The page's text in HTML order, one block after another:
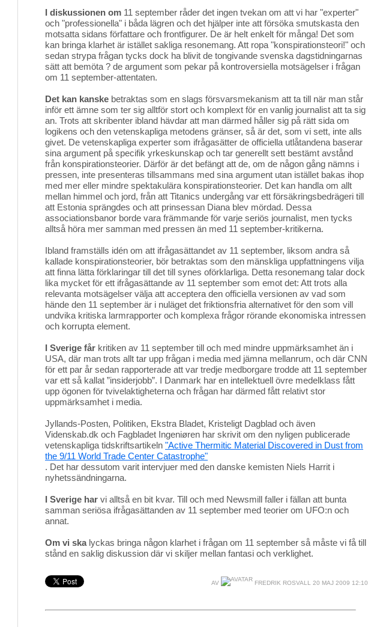
I diskussionen om 11 september råder det ingen tvekan om att vi har "experter"
och "professionella" i båda lägren och det hjälper inte att försöka smutskasta den
motsatta sidans författare och frontfigurer. De är helt enkelt för många! Det som
kan bringa klarhet är istället sakliga resonemang. Att ropa "konspirationsteori!" och
sedan strypa frågan tycks dock ha blivit de tongivande svenska dagstidningarnas
sätt att bemöta ? de argument som pekar på kontroversiella motsägelser i frågan
om 11 september-attentaten.
Det kan kanske betraktas som en slags försvarsmekanism att ta till när man står
inför ett ämne som ter sig alltför stort och komplext för en vanlig journalist att ta sig
an. Trots att skribenter ibland hävdar att man därmed håller sig på rätt sida om
logikens och den vetenskapliga metodens gränser, så är det, som vi sett, inte alls
givet. De vetenskapliga experter som ifrågasätter de officiella utlåtandena baserar
sina argument på specifik yrkeskunskap och tar generellt sett bestämt avstånd
från konspirationsteorier. Därför är det befängt att de, om de någon gång nämns i
pressen, inte presenteras tillsammans med sina argument utan istället bakas ihop
med mer eller mindre spektakulära konspirationsteorier. Det kan handla om allt
mellan himmel och jord, från att Titanics undergång var ett försäkringsbedrägeri till
att Estonia sprängdes och att prinsessan Diana blev mördad. Dessa
associationsbanor borde vara främmande för varje seriös journalist, men tycks
alltså höra mer samman med pressen än med 11 september-kritikerna.
Ibland framställs idén om att ifrågasättandet av 11 september, liksom andra så
kallade konspirationsteorier, bör betraktas som den mänskliga uppfattningens vilja
att finna lätta förklaringar till det till synes oförklarliga. Detta resonemang talar dock
lika mycket för ett ifrågasättande av 11 september som emot det: Att trots alla
relevanta motsägelser välja att acceptera den officiella versionen av vad som
hände den 11 september är i nuläget det friktionsfria alternativet för den som vill
undvika kritiska larmrapporter och komplexa frågor rörande ekonomiska intressen
och korrupta element.
I Sverige får kritiken av 11 september till och med mindre uppmärksamhet än i
USA, där man trots allt tar upp frågan i media med jämna mellanrum, och där CNN
för ett par år sedan rapporterade att var tredje medborgare trodde att 11 september
var ett så kallat ”insiderjobb”. I Danmark har en intellektuell övre medelklass fått
upp ögonen för tvivelaktigheterna och frågan har därmed fått relativt stor
uppmärksamhet i media.
Jyllands-Posten, Politiken, Ekstra Bladet, Kristeligt Dagblad och även
Videnskab.dk och Fagbladet Ingeniøren har skrivit om den nyligen publicerade
vetenskapliga tidskriftsartikeln "Active Thermitic Material Discovered in Dust from
the 9/11 World Trade Center Catastrophe"
. Det har dessutom varit intervjuer med den danske kemisten Niels Harrit i
nyhetssändningarna.
I Sverige har vi alltså en bit kvar. Till och med Newsmill faller i fällan att bunta
samman seriösa ifrågasättanden av 11 september med teorier om UFO:n och
annat.
Om vi skalyckas bringa någon klarhet i frågan om 11 september så måste vi få till
stånd en saklig diskussion där vi skiljer mellan fantasi och verklighet.
AV FREDRIK ROSVALL 20 MAJ 2009 12:10